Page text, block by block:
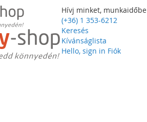
Hívj minket,
(+36) 1 353-6212
Keresés
Kívánságlista
Hello, sign in Fiók